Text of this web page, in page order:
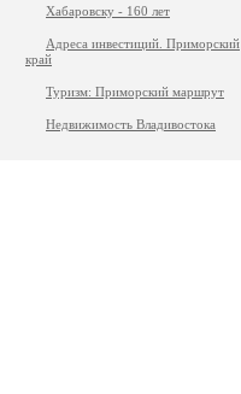
Хабаровску - 160 лет
Адреса инвестиций. Приморский
край
Туризм: Приморский маршрут
Недвижимость Владивостока